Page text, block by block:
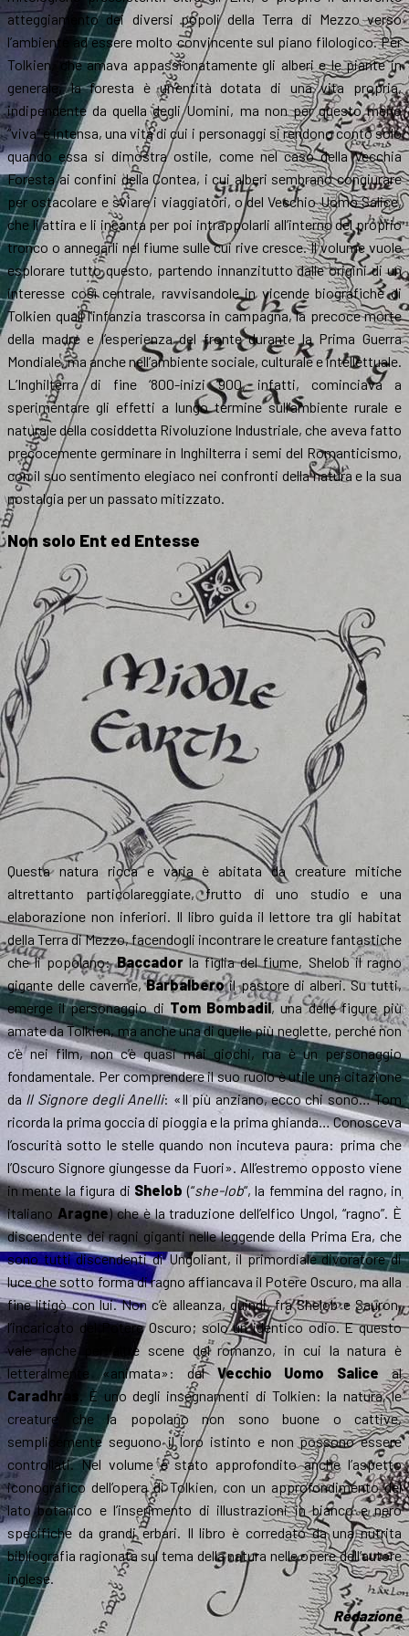
atteggiamento dei diversi popoli della Terra di Mezzo verso
l’ambiente ad essere molto convincente sul piano filologico. Per
Tolkien, che amava appassionatamente gli alberi e le piante in
generale, la foresta è un’entità dotata di una vita propria,
indipendente da quella degli Uomini, ma non per questo meno
“viva” e intensa, una vita di cui i personaggi si rendono conto solo
quando essa si dimostra ostile, come nel caso della Vecchia
Foresta ai confini della Contea, i cui alberi sembrano congiurare
per ostacolare e sviare i viaggiatori, o del Vecchio Uomo Salice,
che li attira e li incanta per poi intrappolarli all’interno del proprio
tronco o annegarli nel fiume sulle cui rive cresce. Il volume vuole
esplorare tutto questo, partendo innanzitutto dalle origini di un
interesse così centrale, ravvisandole in vicende biografiche di
Tolkien quali l’infanzia trascorsa in campagna, la precoce morte
della madre e l’esperienza del fronte durante la Prima Guerra
Mondiale, ma anche nell’ambiente sociale, culturale e intellettuale.
L’Inghilterra di fine ‘800-inizi ‘900, infatti, cominciava a
sperimentare gli effetti a lungo termine sull’ambiente rurale e
naturale della cosiddetta Rivoluzione Industriale, che aveva fatto
precocemente germinare in Inghilterra i semi del Romanticismo,
con il suo sentimento elegiaco nei confronti della natura e la sua
nostalgia per un passato mitizzato.
Non solo Ent ed Entesse
Questa natura ricca e varia è abitata da creature mitiche
altrettanto particolareggiate, frutto di uno studio e una
elaborazione non inferiori. Il libro guida il lettore tra gli habitat
della Terra di Mezzo, facendogli incontrare le creature fantastiche
che li popolano:Baccadorla figlia del fiume, Shelob il ragno
gigante delle caverne,Barbalberoil pastore di alberi. Su tutti,
emerge il personaggio di Tom Bombadil, una delle figure più
amate da Tolkien, ma anche una di quelle più neglette, perché non
c’è nei film, non c’è quasi mai giochi, ma è un personaggio
fondamentale. Per comprendere il suo ruolo è utile una citazione
da Il Signore degli Anelli: «Il più anziano, ecco chi sono… Tom
ricorda la prima goccia di pioggia e la prima ghianda… Conosceva
l’oscurità sotto le stelle quando non incuteva paura: prima che
l’Oscuro Signore giungesse da Fuori». All’estremo opposto viene
in mente la figura di Shelob (“she-lob“, la femmina del ragno, in
italiano Aragne) che è la traduzione dell’elfico Ungol, “ragno”. È
discendente dei ragni giganti nelle leggende della Prima Era, che
sono tutti discendenti di Ungoliant, il primordiale divoratore di
luce che sotto forma di ragno affiancava il Potere Oscuro, ma alla
fine litigò con lui. Non c’è alleanza, quindi, fra Shelob e Sauron,
l’incaricato del Potere Oscuro; solo un identico odio. E questo
vale anche per altre scene del romanzo, in cui la natura è
letteralmente «animata»: dal Vecchio Uomo Salice al
Caradhras
. È uno degli insegnamenti di Tolkien: la natura, le
creature che la popolano non sono buone o cattive,
semplicemente seguono il loro istinto e non possono essere
controllati. Nel volume è stato approfondito anche l’aspetto
iconografico dell’opera di Tolkien, con un approfondimento del
lato botanico e l’inserimento di illustrazioni in bianco e nero
specifiche da grandi erbari. Il libro è corredato da una nutrita
bibliografia ragionata sul tema della natura nelle opere dell’autore
inglese.
Redazione